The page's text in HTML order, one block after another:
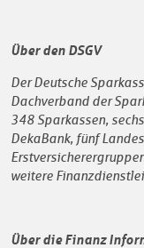
Über den DSGV
Der Deutsche
Dachverband der
348 Sparkassen,
DekaBank, fünf
weitere
Über die Finanz